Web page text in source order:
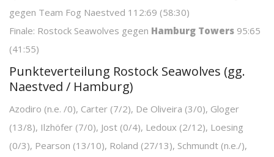
gegen Team Fog Naestved 112:69 (58:30)
Finale: Rostock Seawolves gegen Hamburg Towers 95:65
(41:55)
Punkteverteilung Rostock Seawolves (gg.
Naestved / Hamburg)
Azodiro (n.e. /0), Carter (7/2), De Oliveira (3/0), Gloger
(13/8), Ilzhöfer (7/0), Jost (0/4), Ledoux (2/12), Loesing
(0/3), Pearson (13/10), Roland (27/13), Schmundt (n.e./),